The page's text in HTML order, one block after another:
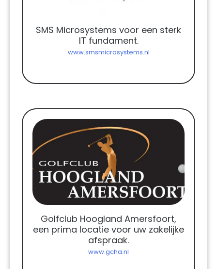
SMS Microsystems voor een sterk
IT fundament.
www.smsmicrosystems.nl
Golfclub Hoogland Amersfoort,
een prima locatie voor uw zakelijke
afspraak.
www.gcha.nl